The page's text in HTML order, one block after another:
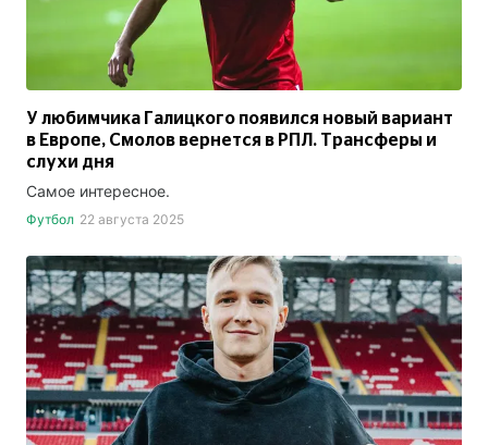
У любимчика Галицкого появился новый вариант
в Европе, Смолов вернется в РПЛ. Трансферы и
слухи дня
Самое интересное.
Футбол 22 августа 2025